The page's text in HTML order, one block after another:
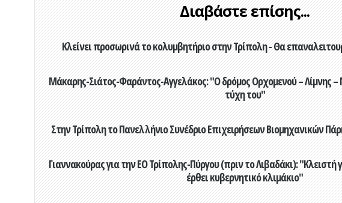
Διαβάστε επίσης...
Κλείνει προσωρινά το κολυμβητήριο στην Τρίπολη - Θα
Μάκαρης-Σιάτος-Φαράντος-Αγγελάκος: "Ο δρόμος Ορχομενού – Λίμνης –
τύχη του"
Στην Τρίπολη το Πανελλήνιο Συνέδριο Επιχειρήσεων Βιομηχανικών
Γιαννακούρας για την EO Τρίπολης-Πύργου (πριν το Λιβαδάκι): "Κλειστή
έρθει κυβερνητικό κλιμάκιο"